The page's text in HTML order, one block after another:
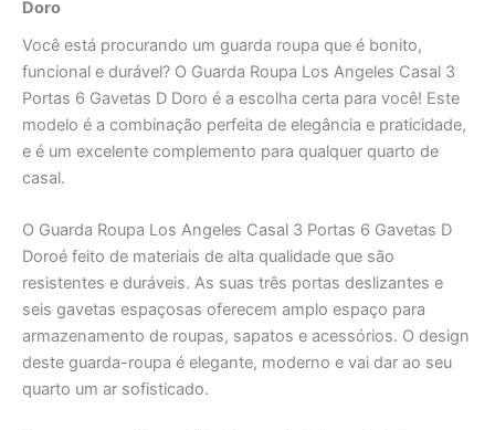
Doro
Você está procurando um guarda roupa que é bonito,
funcional e durável? O Guarda Roupa Los Angeles Casal 3
Portas 6 Gavetas D Doro é a escolha certa para você! Este
modelo é a combinação perfeita de elegância e praticidade,
e é um excelente complemento para qualquer quarto de
casal.
O Guarda Roupa Los Angeles Casal 3 Portas 6 Gavetas D
Doroé feito de materiais de alta qualidade que são
resistentes e duráveis. As suas três portas deslizantes e
seis gavetas espaçosas oferecem amplo espaço para
armazenamento de roupas, sapatos e acessórios. O design
deste guarda-roupa é elegante, moderno e vai dar ao seu
quarto um ar sofisticado.